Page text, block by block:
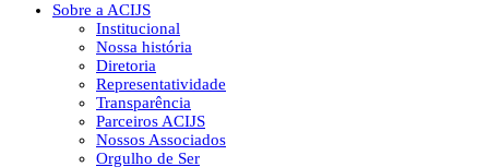
Sobre a ACIJS
Institucional
Nossa história
Diretoria
Representatividade
Transparência
Parceiros ACIJS
Nossos Associados
Orgulho de Ser